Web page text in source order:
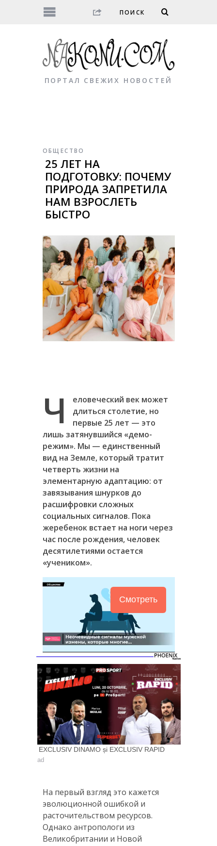
ПОРТАЛ СВЕЖИХ НОВОСТЕЙ
ОБЩЕСТВО
25 ЛЕТ НА
ПОДГОТОВКУ: ПОЧЕМУ
ПРИРОДА ЗАПРЕТИЛА
НАМ ВЗРОСЛЕТЬ
БЫСТРО
Ч
еловеческий век может
длиться столетие, но
первые 25 лет — это
лишь затянувшийся «демо-
режим». Мы — единственный
вид на Земле, который тратит
четверть жизни на
элементарную адаптацию: от
завязывания шнурков до
расшифровки сложных
социальных сигналов. Пока
жеребенок встает на ноги через
час после рождения, человек
десятилетиями остается
«учеником».
Смотреть
EXCLUSIV DINAMO și EXCLUSIV RAPID
ad
На первый взгляд это кажется
эволюционной ошибкой и
расточительством ресурсов.
Однако антропологи из
Великобритании и Новой